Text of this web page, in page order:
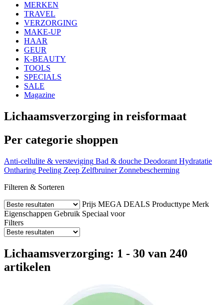
MERKEN
TRAVEL
VERZORGING
MAKE-UP
HAAR
GEUR
K-BEAUTY
TOOLS
SPECIALS
SALE
Magazine
Lichaamsverzorging in reisformaat
Per categorie shoppen
Anti-cellulite & versteviging Bad & douche Deodorant Hydratatie
Ontharing Peeling Zeep Zelfbruiner Zonnebescherming
Filteren & Sorteren
Prijs MEGA DEALS Producttype Merk
Eigenschappen Gebruik Speciaal voor
Filters
Lichaamsverzorging: 1 - 30 van 240
artikelen